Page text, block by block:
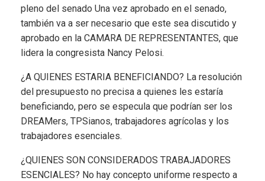
pleno del senado Una vez aprobado en el senado,
también va a ser necesario que este sea discutido y
aprobado en la CAMARA DE REPRESENTANTES, que
lidera la congresista Nancy Pelosi.
¿A QUIENES ESTARIA BENEFICIANDO? La resolución
del presupuesto no precisa a quienes les estaría
beneficiando, pero se especula que podrían ser los
DREAMers, TPSianos, trabajadores agrícolas y los
trabajadores esenciales.
¿QUIENES SON CONSIDERADOS TRABAJADORES
ESENCIALES? No hay concepto uniforme respecto a